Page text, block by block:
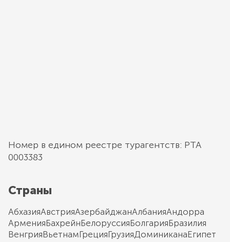
Номер в едином реестре турагентств: РТА
0003383
Страны
АбхазияАвстрияАзербайджанАлбанияАндорра
АрменияБахрейнБелоруссияБолгарияБразилия
ВенгрияВьетнамГрецияГрузияДоминиканаЕгипет